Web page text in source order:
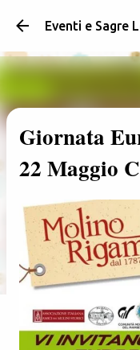
Passa
Giornata
22 Maggio